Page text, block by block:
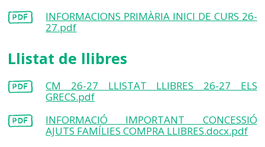
INFORMACIONS PRIMÀRIA INICI DE CURS 26-
27.pdf
Llistat de llibres
CM 26-27 LLISTAT LLIBRES 26-27 ELS
GRECS.pdf
INFORMACIÓ IMPORTANT CONCESSIÓ
AJUTS FAMÍLIES COMPRA LLIBRES.docx.pdf